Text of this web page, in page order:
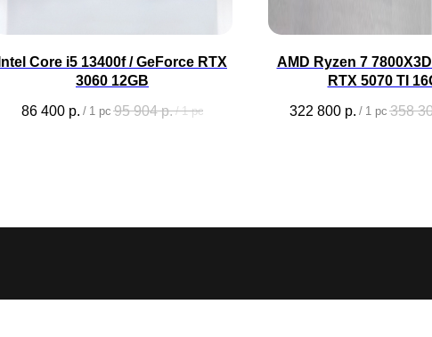
Intel Core i5 13400f / GeForce RTX
3060 12GB
86 400 р. / 1 pc 95 904 р. / 1 pc
AMD Ryzen 7
RTX 5070 TI
322 800 р. / 1 pc 358